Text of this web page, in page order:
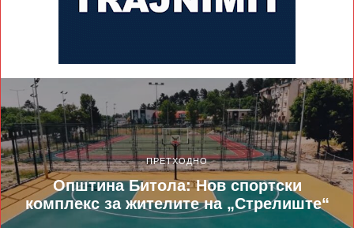
ПРЕТХОДНО
Општина Битола: Нов спортски
комплекс за жителите на „Стрелиште“